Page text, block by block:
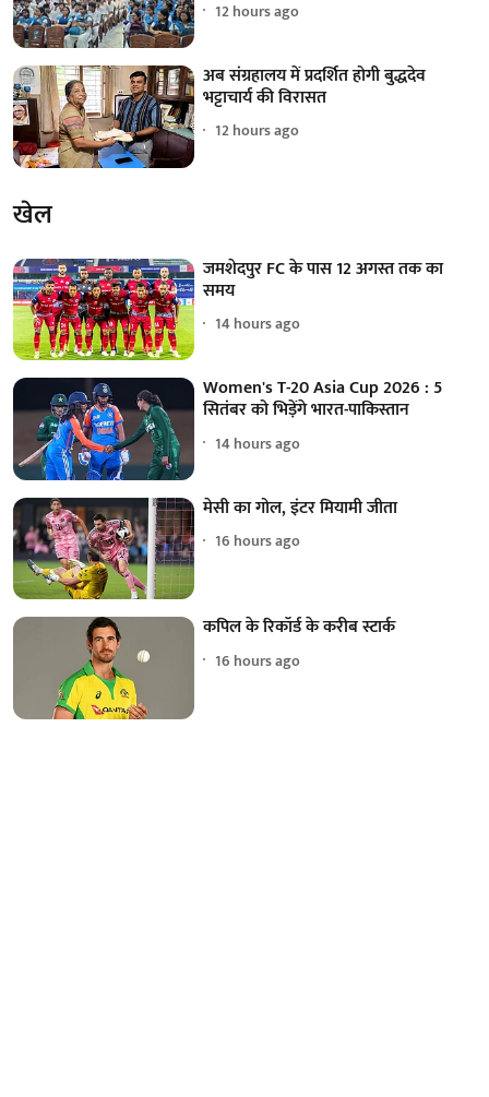
12 hours ago
अब संग्रहालय में प्रदर्शित होगी बुद्धदेव
भट्टाचार्य की विरासत
12 hours ago
खेल
जमशेदपुर FC के पास 12 अगस्त तक का
समय
14 hours ago
Women's T-20 Asia Cup 2026 : 5
सितंबर को भिड़ेंगे भारत-पाकिस्तान
14 hours ago
मेसी का गोल, इंटर मियामी जीता
16 hours ago
कपिल के रिकॉर्ड के करीब स्टार्क
16 hours ago